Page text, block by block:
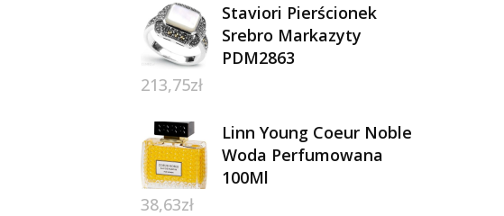
Staviori Pierścionek
Srebro Markazyty
PDM2863
213,75zł
Linn Young Coeur Noble
Woda Perfumowana
100Ml
38,63zł